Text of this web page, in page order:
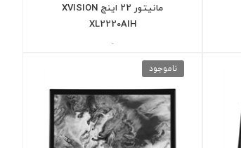
مانیتور 22 اینچ XVISION
XL2220AIH
-
ناموجود